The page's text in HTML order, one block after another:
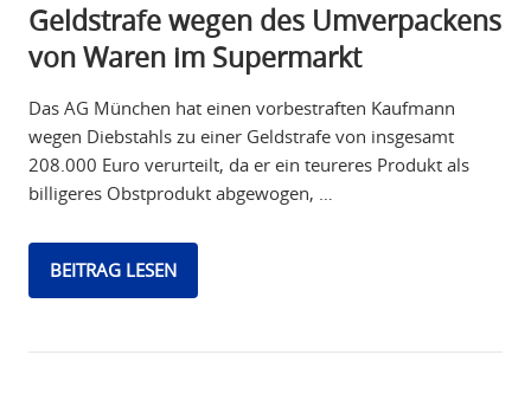
Geldstrafe wegen des Umverpackens
von Waren im Supermarkt
Das AG München hat einen vorbestraften Kaufmann
wegen Diebstahls zu einer Geldstrafe von insgesamt
208.000 Euro verurteilt, da er ein teureres Produkt als
billigeres Obstprodukt abgewogen, …
BEITRAG LESEN